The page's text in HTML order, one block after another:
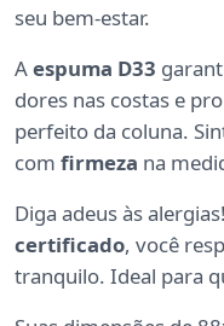
seu bem-estar.
Aespuma D33
dores nas costas e
perfeito da coluna.
com firmeza na
Diga adeus às
certificado, você
tranquilo. Ideal para